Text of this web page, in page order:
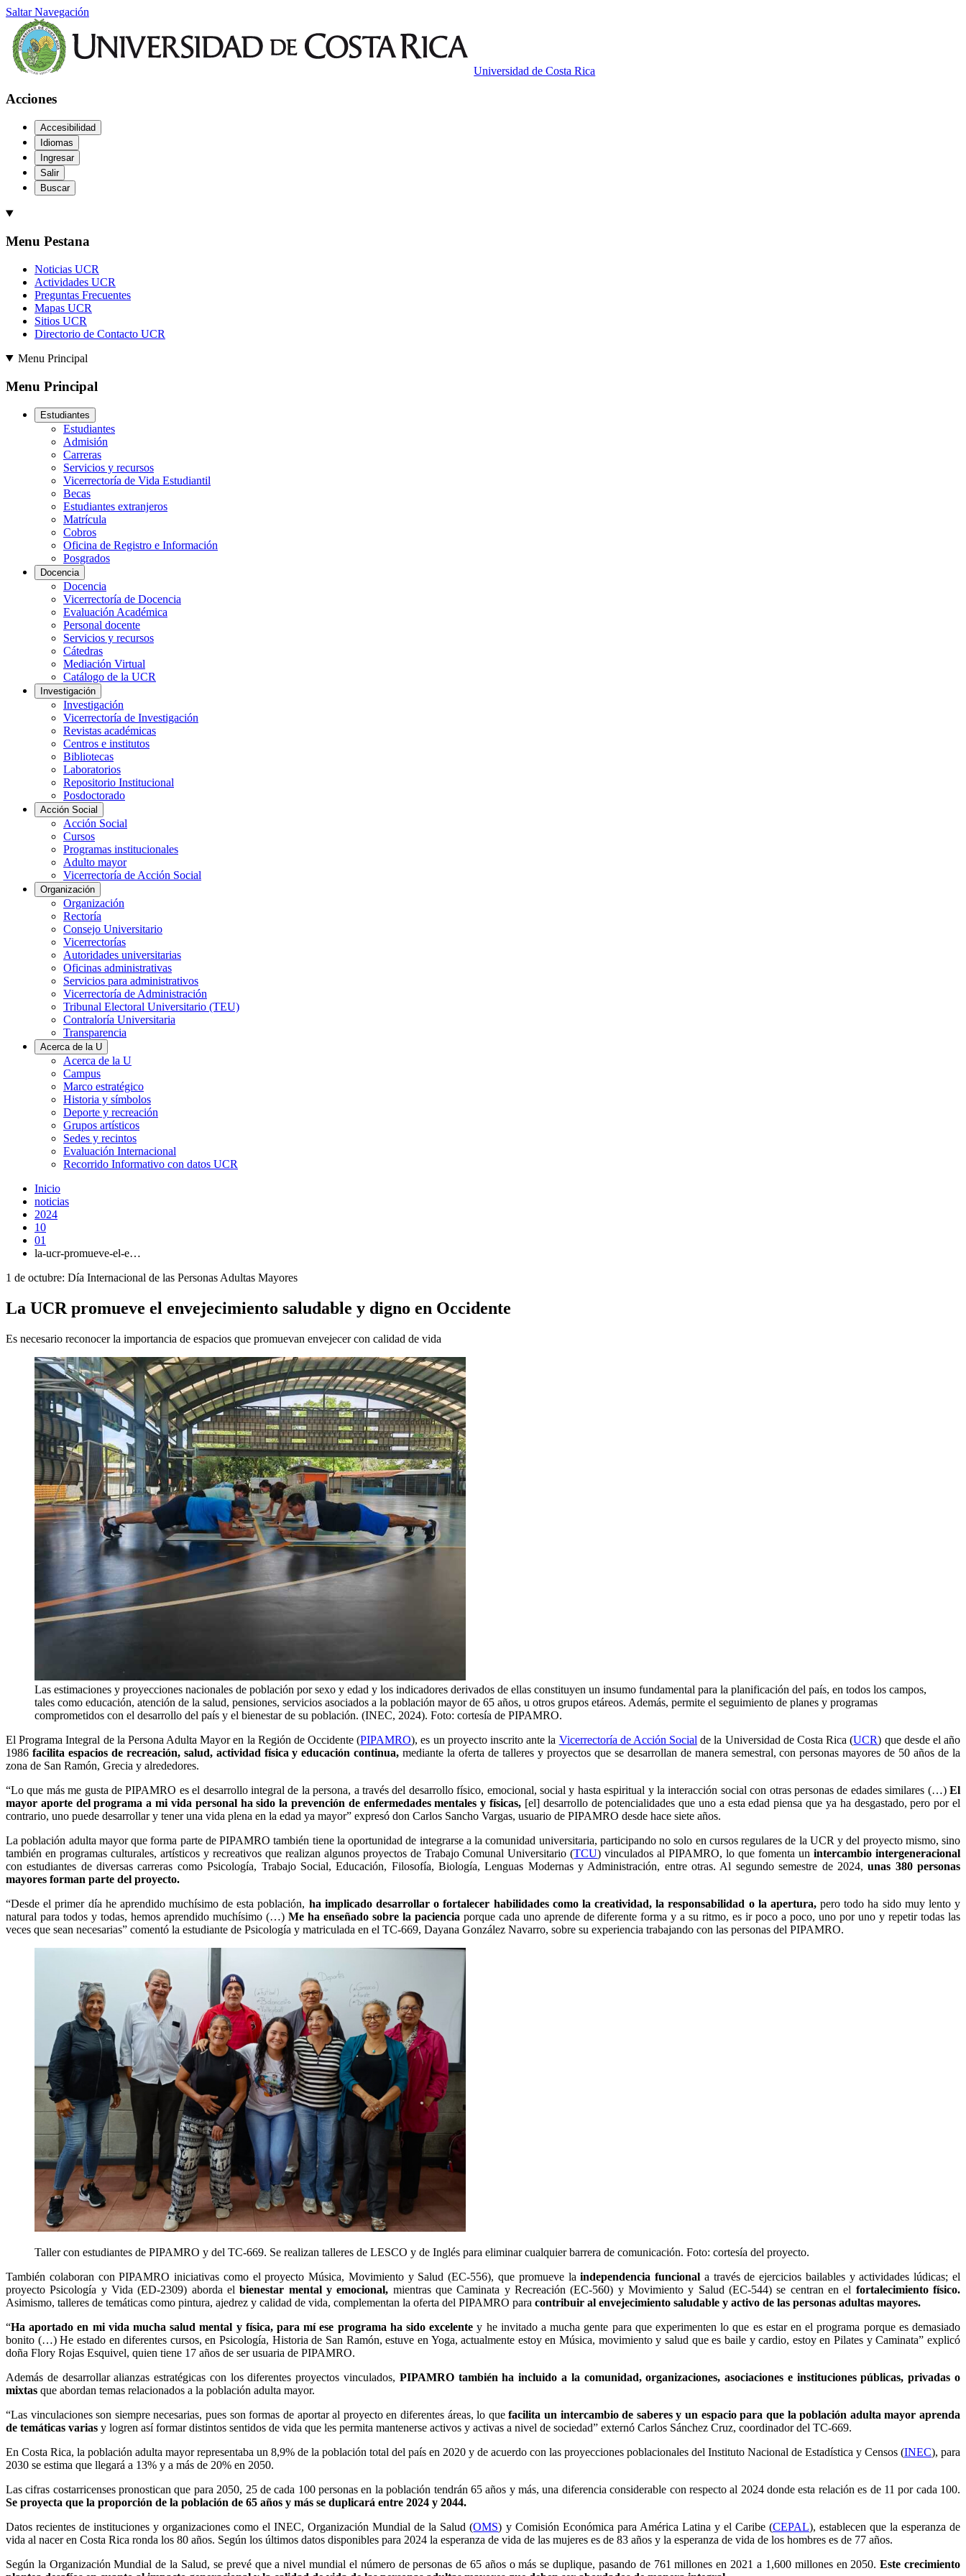
Saltar Navegación
Universidad de Costa Rica
Acciones
Accesibilidad
Idiomas
Ingresar
Salir
Buscar
Menu Pestana
Noticias UCR
Actividades UCR
Preguntas Frecuentes
Mapas UCR
Sitios UCR
Directorio de Contacto UCR
Menu Principal
Menu Principal
Estudiantes
Estudiantes
Admisión
Carreras
Servicios y recursos
Vicerrectoría de Vida Estudiantil
Becas
Estudiantes extranjeros
Matrícula
Cobros
Oficina de Registro e Información
Posgrados
Docencia
Docencia
Vicerrectoría de Docencia
Evaluación Académica
Personal docente
Servicios y recursos
Cátedras
Mediación Virtual
Catálogo de la UCR
Investigación
Investigación
Vicerrectoría de Investigación
Revistas académicas
Centros e institutos
Bibliotecas
Laboratorios
Repositorio Institucional
Posdoctorado
Acción Social
Acción Social
Cursos
Programas institucionales
Adulto mayor
Vicerrectoría de Acción Social
Organización
Organización
Rectoría
Consejo Universitario
Vicerrectorías
Autoridades universitarias
Oficinas administrativas
Servicios para administrativos
Vicerrectoría de Administración
Tribunal Electoral Universitario (TEU)
Contraloría Universitaria
Transparencia
Acerca de la U
Acerca de la U
Campus
Marco estratégico
Historia y símbolos
Deporte y recreación
Grupos artísticos
Sedes y recintos
Evaluación Internacional
Recorrido Informativo con datos UCR
Inicio
noticias
2024
10
01
la-ucr-promueve-el-e…
1 de octubre: Día Internacional de las Personas Adultas Mayores
La UCR promueve el envejecimiento saludable y digno en Occidente
Es necesario reconocer la importancia de espacios que promuevan envejecer con calidad de vida
Las estimaciones y proyecciones nacionales de población por sexo y edad y los indicadores derivados de ellas constituyen un insumo fundamental para la planificación del país, en todos los campos,
tales como educación, atención de la salud, pensiones, servicios asociados a la población mayor de 65 años, u otros grupos etáreos. Además, permite el seguimiento de planes y programas
comprometidos con el desarrollo del país y el bienestar de su población. (INEC, 2024). Foto: cortesía de PIPAMRO.
El Programa Integral de la Persona Adulta Mayor en la Región de Occidente (PIPAMRO), es un proyecto inscrito ante la Vicerrectoría de Acción Social de la Universidad de Costa Rica (UCR) que desde el año
1986 facilita espacios de recreación, salud, actividad física y educación continua, mediante la oferta de talleres y proyectos que se desarrollan de manera semestral, con personas mayores de 50 años de la
zona de San Ramón, Grecia y alrededores.
“Lo que más me gusta de PIPAMRO es el desarrollo integral de la persona, a través del desarrollo físico, emocional, social y hasta espiritual y la interacción social con otras personas de edades similares (…) El
mayor aporte del programa a mi vida personal ha sido la prevención de enfermedades mentales y físicas, [el] desarrollo de potencialidades que uno a esta edad piensa que ya ha desgastado, pero por el
contrario, uno puede desarrollar y tener una vida plena en la edad ya mayor” expresó don Carlos Sancho Vargas, usuario de PIPAMRO desde hace siete años.
La población adulta mayor que forma parte de PIPAMRO también tiene la oportunidad de integrarse a la comunidad universitaria, participando no solo en cursos regulares de la UCR y del proyecto mismo, sino
también en programas culturales, artísticos y recreativos que realizan algunos proyectos de Trabajo Comunal Universitario (TCU) vinculados al PIPAMRO, lo que fomenta unintercambio intergeneracional
con estudiantes de diversas carreras como Psicología, Trabajo Social, Educación, Filosofía, Biología, Lenguas Modernas y Administración, entre otras. Al segundo semestre de 2024,unas 380 personas
mayores forman parte del proyecto.
“Desde el primer día he aprendido muchísimo de esta población, ha implicado desarrollar o fortalecer habilidades como la creatividad, la responsabilidad o la apertura,pero todo ha sido muy lento y
natural para todos y todas, hemos aprendido muchísimo (…) Me ha enseñado sobre la paciencia porque cada uno aprende de diferente forma y a su ritmo, es ir poco a poco, uno por uno y repetir todas las
veces que sean necesarias” comentó la estudiante de Psicología y matriculada en el TC-669, Dayana González Navarro, sobre su experiencia trabajando con las personas del PIPAMRO.
Taller con estudiantes de PIPAMRO y del TC-669. Se realizan talleres de LESCO y de Inglés para eliminar cualquier barrera de comunicación. Foto: cortesía del proyecto.
También colaboran con PIPAMRO iniciativas como el proyecto Música, Movimiento y Salud (EC-556), que promueve laindependencia funcional a través de ejercicios bailables y actividades lúdicas; el
proyecto Psicología y Vida (ED-2309) aborda elbienestar mental y emocional, mientras que Caminata y Recreación (EC-560) y Movimiento y Salud (EC-544) se centran en el fortalecimiento físico.
Asimismo, talleres de temáticas como pintura, ajedrez y calidad de vida, complementan la oferta del PIPAMRO para contribuir al envejecimiento saludable y activo de las personas adultas mayores.
“Ha aportado en mi vida mucha salud mental y física, para mí ese programa ha sido excelente y he invitado a mucha gente para que experimenten lo que es estar en el programa porque es demasiado
bonito (…) He estado en diferentes cursos, en Psicología, Historia de San Ramón, estuve en Yoga, actualmente estoy en Música, movimiento y salud que es baile y cardio, estoy en Pilates y Caminata” explicó
doña Flory Rojas Esquivel, quien tiene 17 años de ser usuaria de PIPAMRO.
Además de desarrollar alianzas estratégicas con los diferentes proyectos vinculados, PIPAMRO también ha incluido a la comunidad, organizaciones, asociaciones e instituciones públicas, privadas o
mixtas que abordan temas relacionados a la población adulta mayor.
“Las vinculaciones son siempre necesarias, pues son formas de aportar al proyecto en diferentes áreas, lo quefacilita un intercambio de saberes y un espacio para que la población adulta mayor aprenda
de temáticas varias y logren así formar distintos sentidos de vida que les permita mantenerse activos y activas a nivel de sociedad” externó Carlos Sánchez Cruz, coordinador del TC-669.
En Costa Rica, la población adulta mayor representaba un 8,9% de la población total del país en 2020 y de acuerdo con las proyecciones poblacionales del Instituto Nacional de Estadística y Censos (INEC), para
2030 se estima que llegará a 13% y a más de 20% en 2050.
Las cifras costarricenses pronostican que para 2050, 25 de cada 100 personas en la población tendrán 65 años y más, una diferencia considerable con respecto al 2024 donde esta relación es de 11 por cada 100.
Se proyecta que la proporción de la población de 65 años y más se duplicará entre 2024 y 2044.
Datos recientes de instituciones y organizaciones como el INEC, Organización Mundial de la Salud (OMS) y Comisión Económica para América Latina y el Caribe (CEPAL), establecen que la esperanza de
vida al nacer en Costa Rica ronda los 80 años. Según los últimos datos disponibles para 2024 la esperanza de vida de las mujeres es de 83 años y la esperanza de vida de los hombres es de 77 años.
Según la Organización Mundial de la Salud, se prevé que a nivel mundial el número de personas de 65 años o más se duplique, pasando de 761 millones en 2021 a 1,600 millones en 2050.Este crecimiento